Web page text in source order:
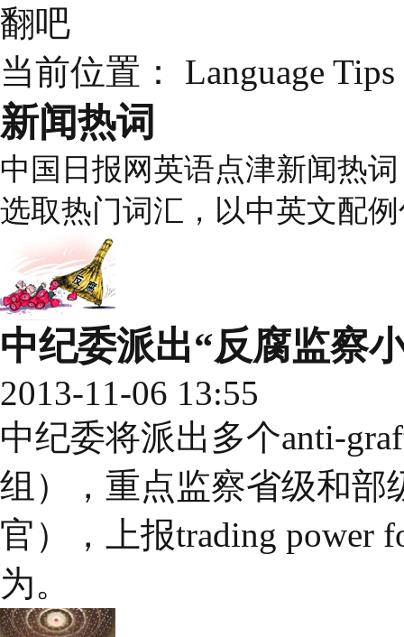
翻吧
当前位置： Language Tips
新闻热词
中国日报网英语点津新闻热
选取热门词汇，以中英文配
中纪委派出“反腐监察
2013-11-06 13:55
中纪委将派出多个anti-
组），重点监察省级和部
官），上报trading power
为。